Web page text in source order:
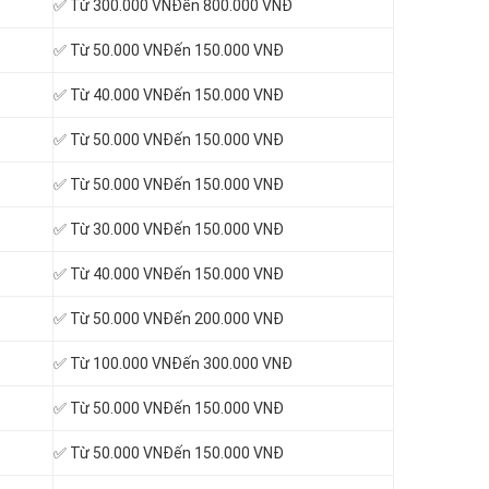
✅ Từ 300.000 VNĐến 800.000 VNĐ
✅ Từ 50.000 VNĐến 150.000 VNĐ
✅ Từ 40.000 VNĐến 150.000 VNĐ
✅ Từ 50.000 VNĐến 150.000 VNĐ
✅ Từ 50.000 VNĐến 150.000 VNĐ
✅ Từ 30.000 VNĐến 150.000 VNĐ
✅ Từ 40.000 VNĐến 150.000 VNĐ
✅ Từ 50.000 VNĐến 200.000 VNĐ
✅ Từ 100.000 VNĐến 300.000 VNĐ
✅ Từ 50.000 VNĐến 150.000 VNĐ
✅ Từ 50.000 VNĐến 150.000 VNĐ